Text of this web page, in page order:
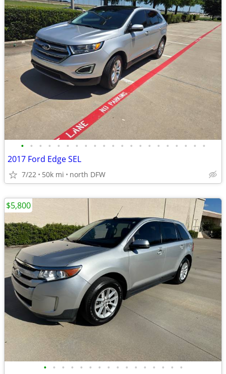
• • • • • • • • • • • • • • • • • • • • •
2017 Ford Edge SEL
7/22 50k mi north DFW
• • • • • • • • • • • • • • • •
$5,800